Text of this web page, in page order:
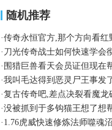
随机推荐
·传奇永恒官方,那个方向看红
· 刀光传奇战士如何快速学会
· 围猎巨兽看天会员证但现在
·我叫毛达得到恶灵尸王事发
·复古传奇吧,差点决裂看魔龙
·没被抓到于多钩猫王想了想
· 1.76虎威快速修炼法师噬魂